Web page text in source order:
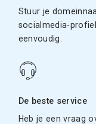
Stuur je
socialmedia-
eenvoudig.
De beste service
Heb je een vraag